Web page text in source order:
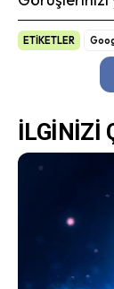
ETİKETLER